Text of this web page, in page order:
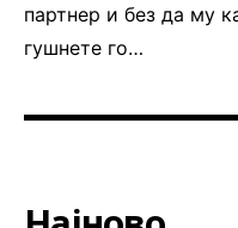
партнер и без да му
гушнете го…